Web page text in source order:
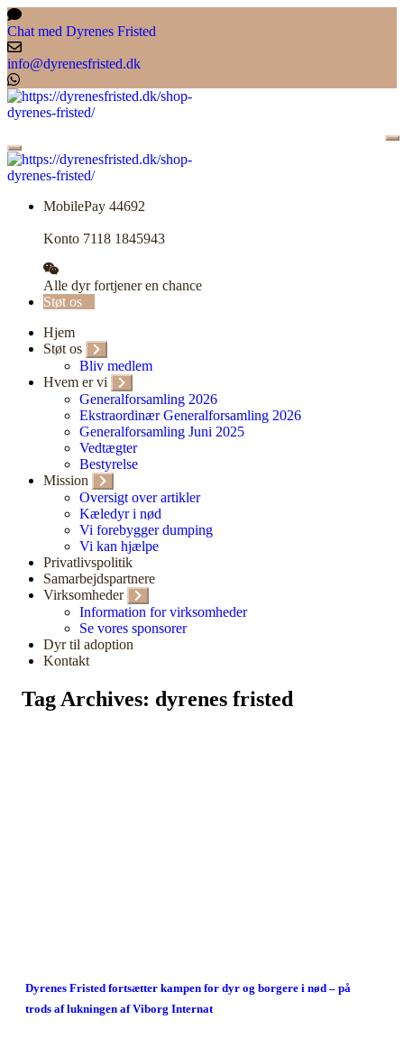
Skip
to
content
Chat med Dyrenes Fristed
info@dyrenesfristed.dk
MobilePay 44692
Konto 7118 1845943
Alle dyr fortjener en chance
Støt os
Hjem
Støt os
Bliv medlem
Hvem er vi
Generalforsamling 2026
Ekstraordinær Generalforsamling 2026
Generalforsamling Juni 2025
Vedtægter
Bestyrelse
Mission
Oversigt over artikler
Kæledyr i nød
Vi forebygger dumping
Vi kan hjælpe
Privatlivspolitik
Samarbejdspartnere
Virksomheder
Information for virksomheder
Se vores sponsorer
Dyr til adoption
Kontakt
Tag Archives: dyrenes fristed
Dyrenes Fristed fortsætter kampen for dyr og borgere i nød – på
trods af lukningen af Viborg Internat